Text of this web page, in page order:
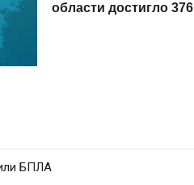
области достигло 376
БПЛА